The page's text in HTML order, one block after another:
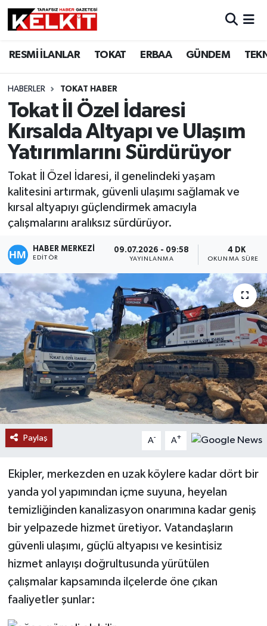
RESMİ İLANLAR TOKAT ERBAA GÜNDEM
HABERLER TOKAT HABER
Tokat İl Özel İdaresi
Kırsalda Altyapı ve Ulaşım
Yatırımlarını Sürdürüyor
Tokat İl Özel İdaresi, il genelindeki yaşam
kalitesini artırmak, güvenli ulaşımı sağlamak ve
kırsal altyapıyı güçlendirmek amacıyla
çalışmalarını aralıksız sürdürüyor.
HABER MERKEZİ
EDITÖR
09.07.2026 - 09:58
YAYINLANMA
4 DK
OKUNMA SÜRESI
Paylaş A- A+
Ekipler, merkezden en uzak köylere kadar dört bir
yanda yol yapımından içme suyuna, heyelan
temizliğinden kanalizasyon onarımına kadar geniş
bir yelpazede hizmet üretiyor. Vatandaşların
güvenli ulaşımı, güçlü altyapısı ve kesintisiz
hizmet anlayışı doğrultusunda yürütülen
çalışmalar kapsamında ilçelerde öne çıkan
faaliyetler şunlar: